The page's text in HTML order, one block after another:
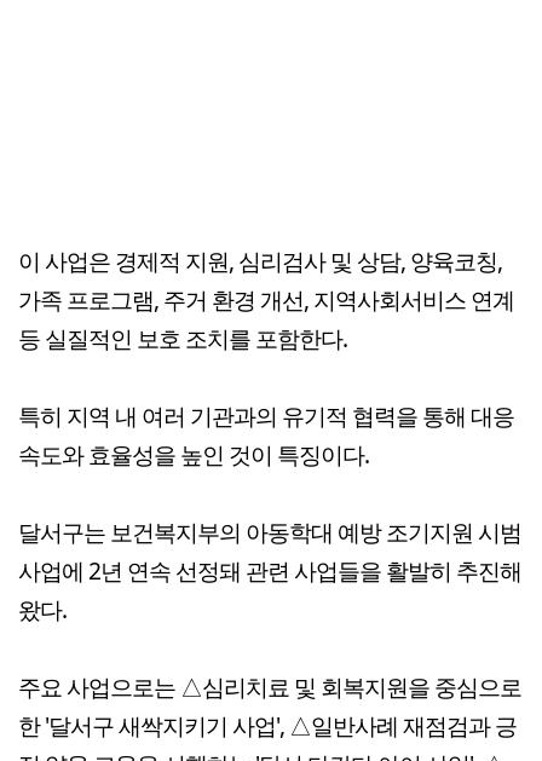
이 사업은 경제적 지원, 심리검사 및 상담, 양육코칭,
가족 프로그램, 주거 환경 개선, 지역사회서비스 연계
등 실질적인 보호 조치를 포함한다.
특히 지역 내 여러 기관과의 유기적 협력을 통해 대응
속도와 효율성을 높인 것이 특징이다.
달서구는 보건복지부의 아동학대 예방 조기지원 시범
사업에 2년 연속 선정돼 관련 사업들을 활발히 추진해
왔다.
주요 사업으로는 △심리치료 및 회복지원을 중심으로
한 '달서구 새싹지키기 사업', △일반사례 재점검과 긍